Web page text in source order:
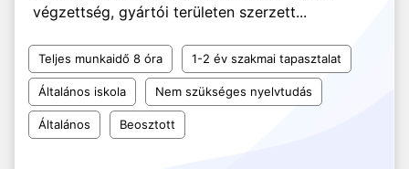
végzettség, gyártói területen szerzett...
Teljes munkaidő 8 óra 1-2 év szakmai tapasztalat
Általános iskola Nem szükséges nyelvtudás
Általános Beosztott